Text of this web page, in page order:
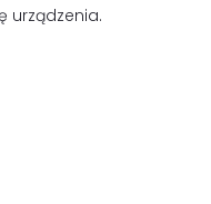
urządzenia.